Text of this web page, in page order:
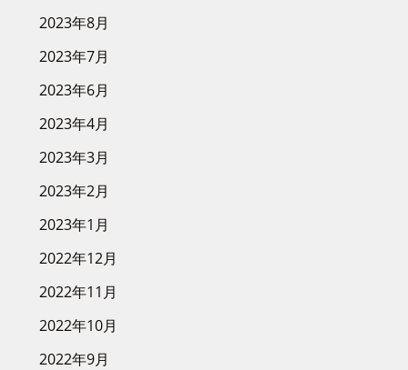
2023年8月
2023年7月
2023年6月
2023年4月
2023年3月
2023年2月
2023年1月
2022年12月
2022年11月
2022年10月
2022年9月